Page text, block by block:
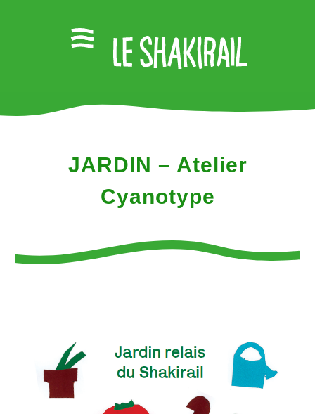
JARDIN – Atelier
Cyanotype